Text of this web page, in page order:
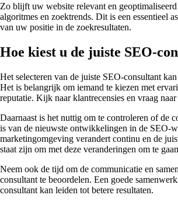
Zo blijft uw website relevant en
algoritmes en zoektrends. Dit is een essentieel
van uw positie in de zoekresultaten.
Hoe kiest u de juiste SEO-
Het selecteren van de juiste SEO-consultant
Het is belangrijk om iemand te kiezen met
reputatie. Kijk naar klantrecensies en vraag naar
Daarnaast is het nuttig om te controleren of de
is van de nieuwste ontwikkelingen in de SEO-
marketingomgeving verandert continu en de
staat zijn om met deze veranderingen om te
Neem ook de tijd om de communicatie en
consultant te beoordelen. Een goede
consultant kan leiden tot betere resultaten.